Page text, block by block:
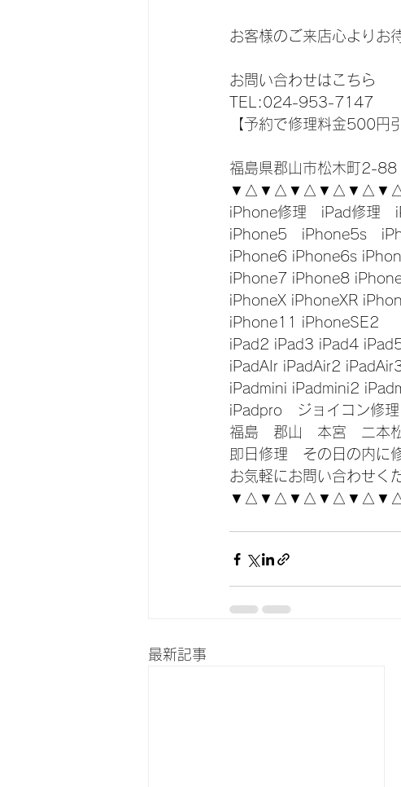
お客様のご来店心よりお
お問い合わせはこちら
TEL:024-953-7147
【予約で修理料金500円引
福島県郡山市松木町2-88
iPhone修理　iPad修理
iPhone5　iPhone5s　
iPhone6 iPhone6s
iPhone7 iPhone8
iPhoneX iPhoneXR
iPhone11 iPhoneSE2
iPad2 iPad3 iPad4
iPadAIr iPadAir2
iPadmini iPadmini2
iPadpro　ジョイコン修理
福島　郡山　本宮　二本
即日修理　その日の内に
お気軽にお問い合わせく
最新記事